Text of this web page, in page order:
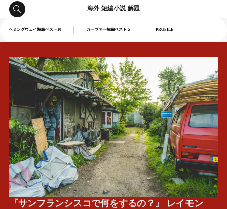
海外 短編小説 解題
ヘミングウェイ短編ベスト10 カーヴァー短編ベスト５ PROFILE
『サンフランシスコで何をするの？』 レイモン